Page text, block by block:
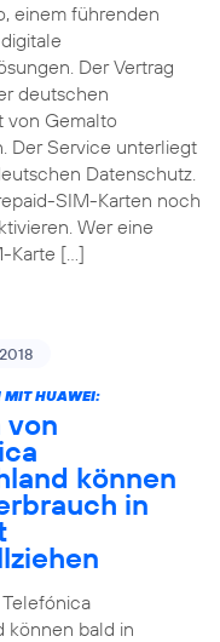
einem führenden
Der Vertrag
deutschen
von Gemalto
Der Service unterliegt
Datenschutz.
SIM-Karten noch
Wer eine
Karte […]
MIT HUAWEI:
von
können
in
können bald in